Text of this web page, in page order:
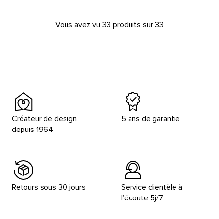
Vous avez vu 33 produits sur 33
Créateur de design
depuis 1964
5 ans de garantie
Retours sous 30 jours
Service clientèle à
l’écoute 5j/7